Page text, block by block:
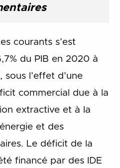
courants s’est
du PIB en 2020 à
sous l’effet d’une
commercial due à la
extractive et à la
et des
Le déficit de la
financé par des IDE